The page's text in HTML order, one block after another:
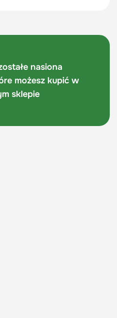
nasiona
możesz kupić w
sklepie